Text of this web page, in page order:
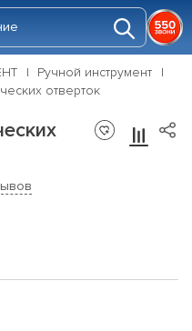
Ручной инструмент
отверток